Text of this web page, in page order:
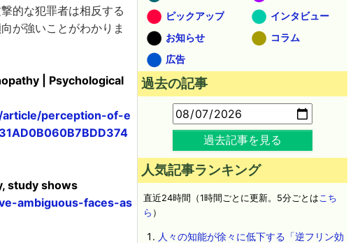
的な犯罪者は相反する
が強いことがわかりま
| Psychological
perception-of-e
study shows
ambiguous-faces-as
ピックアップ
インタビュー
お知らせ
コラム
広告
過去の記事
過去記事を見る
人気記事ランキング
直近24時間（1時間ごとに更新。5分ごとはこち
ら ）
人々の知能が徐々に低下する「逆フリン効